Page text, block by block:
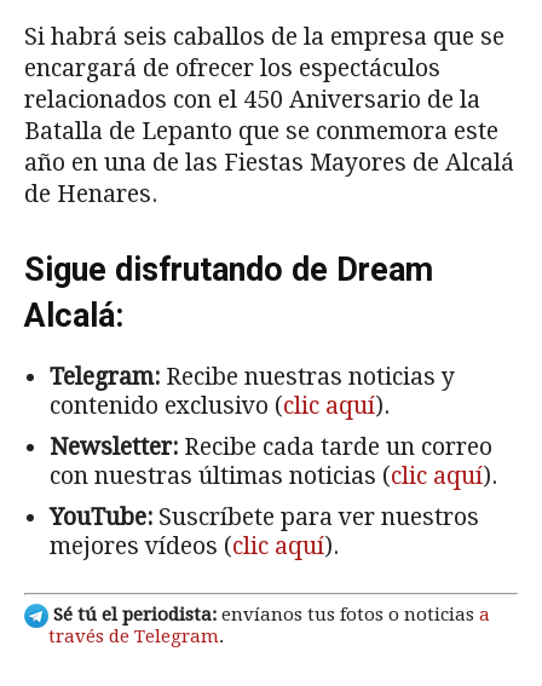
Si habrá seis caballos de la empresa que se
encargará de ofrecer los espectáculos
relacionados con el 450 Aniversario de la
Batalla de Lepanto que se conmemora este
año en una de las Fiestas Mayores de Alcalá
de Henares.
Sigue disfrutando de Dream
Alcalá:
Telegram: Recibe nuestras noticias y
contenido exclusivo (clic aquí).
Newsletter: Recibe cada tarde un correo
con nuestras últimas noticias (clic aquí).
YouTube: Suscríbete para ver nuestros
mejores vídeos (clic aquí).
Sé tú el periodista: envíanos tus fotos o noticias a
través de Telegram.